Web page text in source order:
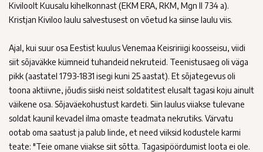
Kiviloolt Kuusalu kihelkonnast (EKM ERA, RKM, Mgn II 734 a).
Kristjan Kiviloo laulu salvestusest on võetud ka siinse laulu viis.
Ajal, kui suur osa Eestist kuulus Venemaa Keisririigi koosseisu, viidi
siit sõjaväkke kümneid tuhandeid nekruteid. Teenistusaeg oli väga
pikk (aastatel 1793-1831 isegi kuni 25 aastat). Et sõjategevus oli
toona aktiivne, jõudis siiski neist soldatitest elusalt tagasi koju ainult
väikene osa. Sõjaväekohustust kardeti. Siin laulus viiakse tulevane
soldat kaunil kevadel ilma omaste teadmata nekrutiks. Värvatu
ootab oma saatust ja palub linde, et need viiksid kodustele karmi
teate: "Teie omane viiakse siit sõtta. Tagasipöördumist loota ei ole.